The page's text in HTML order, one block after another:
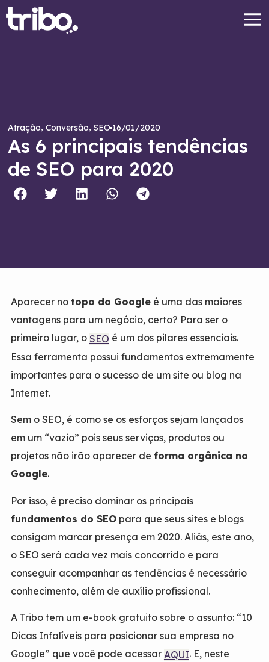
Atração,Conversão,SEO16/01/2020
As 6 principais tendências
de SEO para 2020
Aparecer no topo do Googleé uma das maiores
vantagens para um negócio, certo? Para ser o
primeiro lugar, o SEO é um dos pilares essenciais.
Essa ferramenta possui fundamentos extremamente
importantes para o sucesso de um site ou blog na
Internet.
Sem o SEO, é como se os esforços sejam lançados
em um “vazio” pois seus serviços, produtos ou
projetos não irão aparecer de forma orgânica no
Google.
Por isso, é preciso dominar os principais
fundamentos do SEOpara que seus sites e blogs
consigam marcar presença em 2020. Aliás, este ano,
o SEO será cada vez mais concorrido e para
conseguir acompanhar as tendências é necessário
conhecimento, além de auxílio profissional.
A Tribo tem um e-book gratuito sobre o assunto: “10
Dicas Infalíveis para posicionar sua empresa no
Google” que você pode acessar AQUI. E, neste